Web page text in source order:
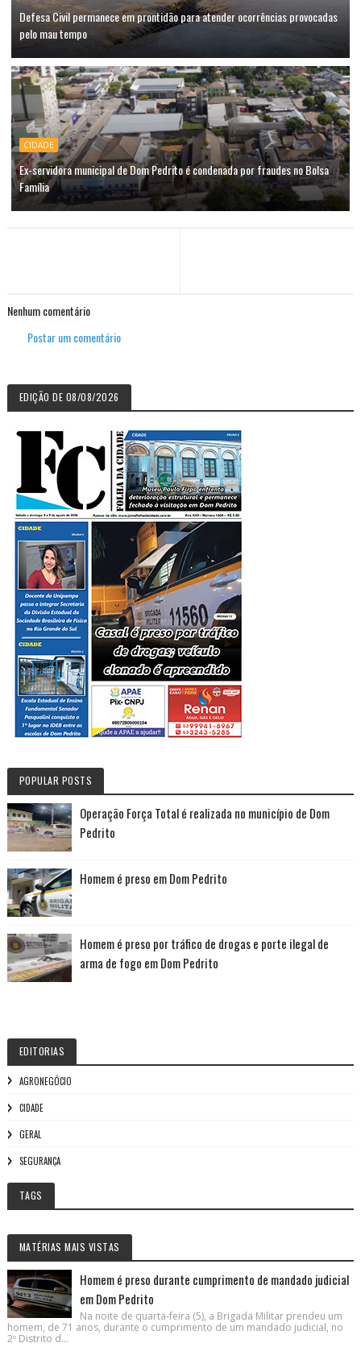
Defesa Civil permanece em prontidão para atender ocorrências provocadas
pelo mau tempo
CIDADE
Ex-servidora municipal de Dom Pedrito é condenada por fraudes no Bolsa
Família
Nenhum comentário
Postar um comentário
EDIÇÃO DE 08/08/2026
POPULAR POSTS
Operação Força Total é realizada no município de Dom
Pedrito
Homem é preso em Dom Pedrito
Homem é preso por tráfico de drogas e porte ilegal de
arma de fogo em Dom Pedrito
EDITORIAS
AGRONEGÓCIO
CIDADE
GERAL
SEGURANÇA
TAGS
MATÉRIAS MAIS VISTAS
Homem é preso durante cumprimento de mandado judicial
em Dom Pedrito
Na noite de quarta-feira (5), a Brigada Militar prendeu um
homem, de 71 anos, durante o cumprimento de um mandado judicial, no
2º Distrito d...